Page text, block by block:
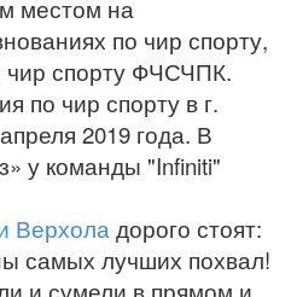
местом на
по чир спорту,
чир спорту ФЧСЧПК.
по чир спорту в г.
2019 года. В
у команды "Infiniti"
Верхола дорого стоят:
самых лучших похвал!
и сумели в прямом и